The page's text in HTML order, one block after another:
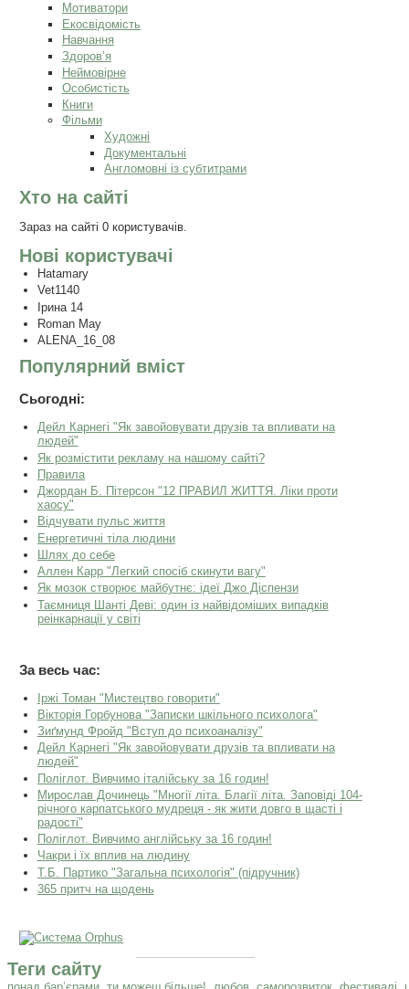
Мотиватори
Екосвідомість
Навчання
Здоров’я
Неймовірне
Особистість
Книги
Фільми
Художні
Документальні
Англомовні із субтитрами
Хто на сайті
Зараз на сайті 0 користувачів.
Нові користувачі
Hatamary
Vet1140
Ірина 14
Roman May
ALENA_16_08
Популярний вміст
Сьогодні:
Дейл Карнегі "Як завойовувати друзів та впливати на
людей"
Як розмістити рекламу на нашому сайті?
Правила
Джордан Б. Пітерсон "12 ПРАВИЛ ЖИТТЯ. Ліки проти
хаосу"
Відчувати пульс життя
Енергетичні тіла людини
Шлях до себе
Аллен Карр "Легкий спосiб скинути вагу"
Як мозок створює майбутнє: ідеї Джо Діспензи
Таємниця Шанті Деві: один із найвідоміших випадків
реінкарнації у світі
За весь час:
Іржі Томан "Мистецтво говорити"
Вікторія Горбунова "Записки шкільного психолога"
Зиґмунд Фройд "Вступ до психоаналізу"
Дейл Карнегі "Як завойовувати друзів та впливати на
людей"
Поліглот. Вивчимо італійську за 16 годин!
Мирослав Дочинець "Многії літа. Благії літа. Заповіді 104-
річного карпатського мудреця - як жити довго в щасті і
радості"
Поліглот. Вивчимо англійську за 16 годин!
Чакри і їх вплив на людину
Т.Б. Партико "Загальна психологія" (підручник)
365 притч на щодень
Теги сайту